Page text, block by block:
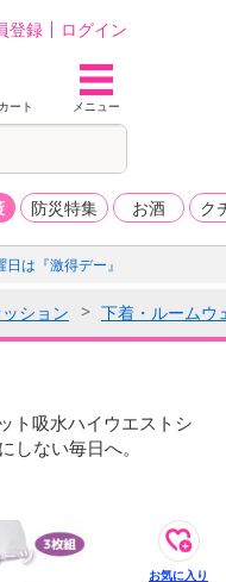
登録 ログイン
カート メニュー
防災特集 お酒 ク
は『激得デー』
ション 下着・ルームウ
ト吸水ハイウエストシ
しない毎日へ。